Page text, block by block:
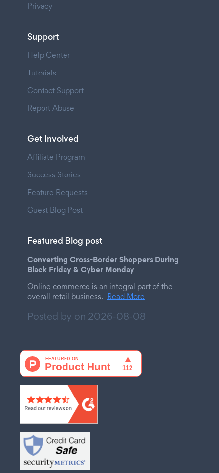
Privacy
Support
Help Center
Tutorials
Contact Support
Report Abuse
Get Involved
Affiliate Program
Success Stories
Feature Requests
Guest Blog Post
Featured Blog post
Converting Cross-Border Shoppers During
Black Friday & Cyber Monday
Online commerce is an integral part of the
overall retail business. Read More
Posted by on 2026-08-08